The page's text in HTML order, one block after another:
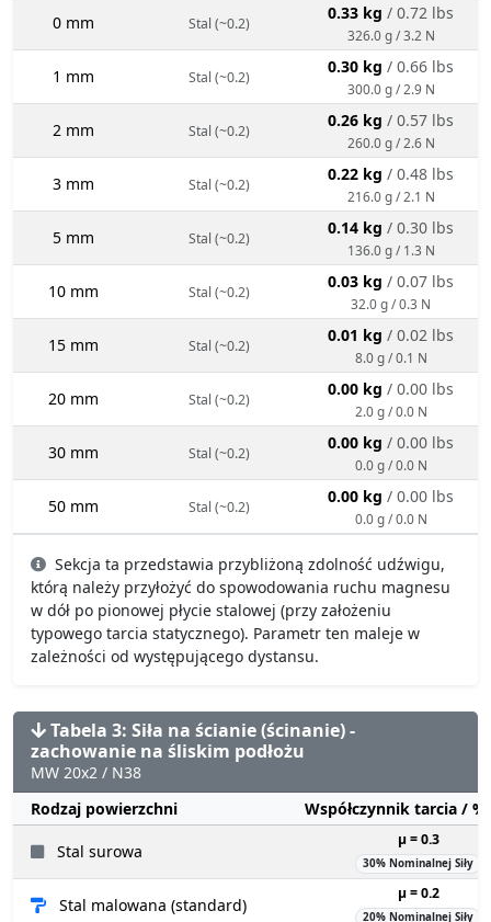
0 mm Stal (~0.2)
0.33 kg / 0.72 lbs
326.0 g / 3.2 N
1 mm Stal (~0.2)
0.30 kg / 0.66 lbs
300.0 g / 2.9 N
2 mm Stal (~0.2)
0.26 kg / 0.57 lbs
260.0 g / 2.6 N
3 mm Stal (~0.2)
0.22 kg / 0.48 lbs
216.0 g / 2.1 N
5 mm Stal (~0.2)
0.14 kg / 0.30 lbs
136.0 g / 1.3 N
10 mm Stal (~0.2)
0.03 kg / 0.07 lbs
32.0 g / 0.3 N
15 mm Stal (~0.2)
0.01 kg / 0.02 lbs
8.0 g / 0.1 N
20 mm Stal (~0.2)
0.00 kg / 0.00 lbs
2.0 g / 0.0 N
30 mm Stal (~0.2)
0.00 kg / 0.00 lbs
0.0 g / 0.0 N
50 mm Stal (~0.2)
0.00 kg / 0.00 lbs
0.0 g / 0.0 N
Sekcja ta przedstawia przybliżoną zdolność udźwigu,
którą należy przyłożyć do spowodowania ruchu magnesu
w dół po pionowej płycie stalowej (przy założeniu
typowego tarcia statycznego). Parametr ten maleje w
zależności od występującego dystansu.
Tabela 3: Siła na ścianie (ścinanie) -
zachowanie na śliskim podłożu
MW 20x2 / N38
Rodzaj powierzchni
Współczynnik tarcia /
Stal surowa
µ = 0.3
30% Nominalnej Siły
Stal malowana (standard)
µ = 0.2
20% Nominalnej Siły